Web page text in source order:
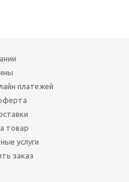
платежей
товар
услуги
заказ